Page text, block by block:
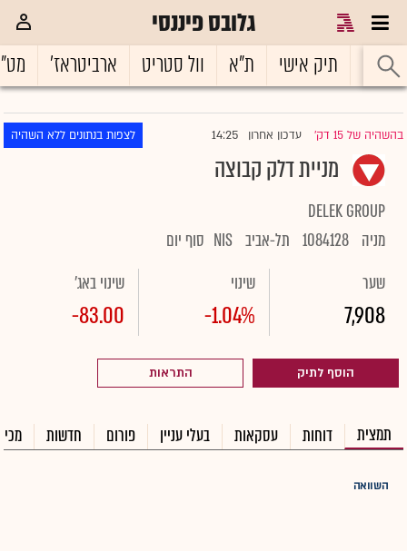
גלובס פיננסי
ראשי תיק אישי ת"א וול סטריט ארביטראז'
בהשהיה של 15 דק' |עדכון אחרון 14:25 לצפות בנתונים ללא השהיה
מניית דלק קבוצה
DELEK GROUP
מניה 1084128 תל-אביב NIS סוף יום
שער
7,908
שינוי
-1.04%
שינוי באג'
-83.00
הוסף לתיק התראות
תמצית דוחות עסקאות בעלי עניין פורום חדשות
השוואה